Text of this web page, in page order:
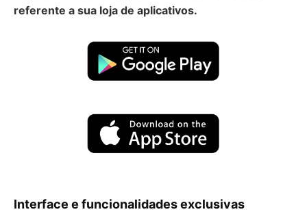
referente a sua loja de aplicativos.
Interface e funcionalidades exclusivas